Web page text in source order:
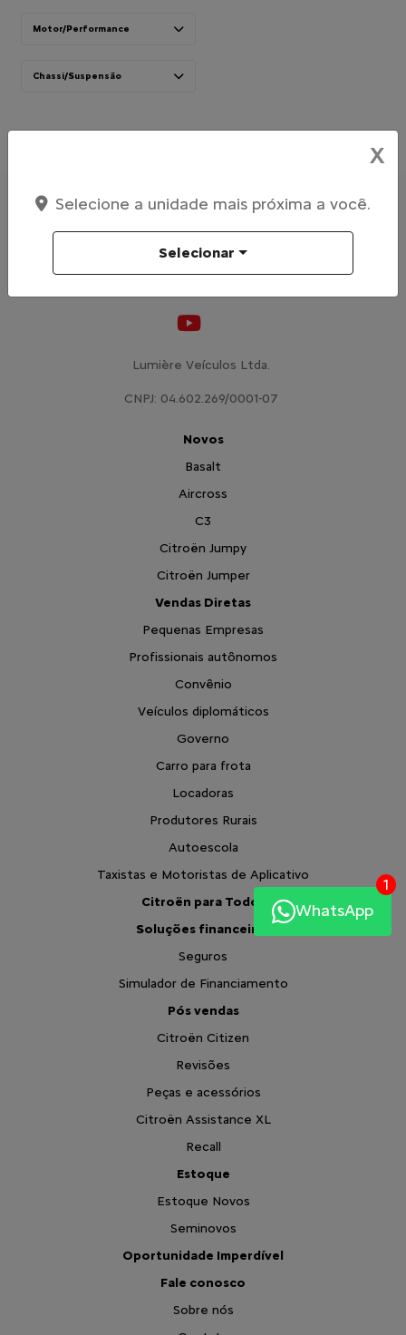
Motor/Performance
Chassi/Suspensão
Lumière Veículos Ltda.
CNPJ: 04.602.269/0001-07
Novos
Basalt
Aircross
C3
Citroën Jumpy
Citroën Jumper
Vendas Diretas
Pequenas Empresas
Profissionais autônomos
Convênio
Veículos diplomáticos
Governo
Carro para frota
Locadoras
Produtores Rurais
Autoescola
Taxistas e Motoristas de Aplicativo
Citroën para Todos
Soluções financeiras
Seguros
Simulador de Financiamento
Pós vendas
Citroën Citizen
Revisões
Peças e acessórios
Citroën Assistance XL
Recall
Estoque
Estoque Novos
Seminovos
Oportunidade Imperdível
Fale conosco
Sobre nós
WhatsApp
1
X
Selecione a unidade mais próxima a você.
Selecionar